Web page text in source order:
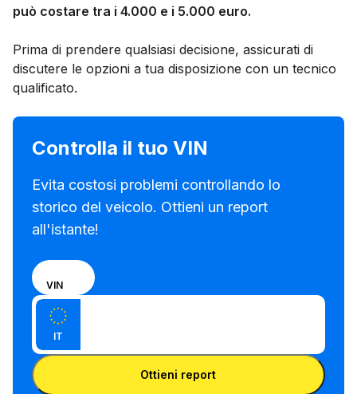
può costare tra i 4.000 e i 5.000 euro.
Prima di prendere qualsiasi decisione, assicurati di
discutere le opzioni a tua disposizione con un tecnico
qualificato.
Controlla il tuo VIN
Evita costosi problemi controllando lo
storico del veicolo. Ottieni un report
all'istante!
Scegli
se
inserire
numero
di telaio
o la
VIN
Inserisci il VIN
IT
Inserisci la targa
Ottieni report